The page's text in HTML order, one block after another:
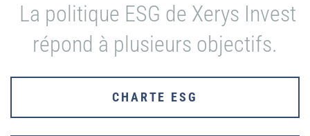
La politique ESG de Xerys Invest
répond à plusieurs objectifs.
CHARTE ESG